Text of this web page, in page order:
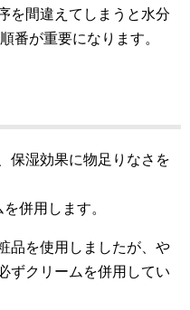
を間違えてしまうと水分
番が重要になります。
保湿効果に物足りなさを
併用します。
品を使用しましたが、や
ずクリームを併用してい